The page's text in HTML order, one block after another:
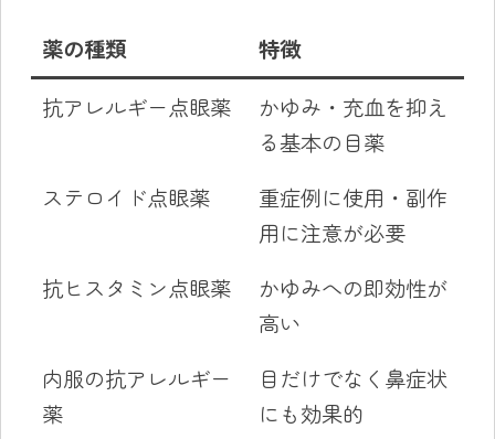
薬の種類
特徴
抗アレルギー点眼薬
かゆみ・充血を抑え
る基本の目薬
ステロイド点眼薬
重症例に使用・副作
用に注意が必要
抗ヒスタミン点眼薬
かゆみへの即効性が
高い
内服の抗アレルギー
薬
目だけでなく鼻症状
にも効果的